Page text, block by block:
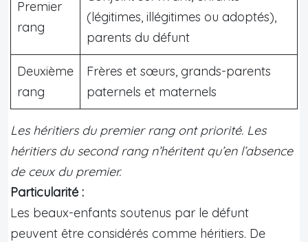
Premier
rang
(légitimes, illégitimes ou adoptés),
parents du défunt
Deuxième
rang
Frères et sœurs, grands-parents
paternels et maternels
Les héritiers du premier rang ont priorité. Les
héritiers du second rang n’héritent qu’en l’absence
de ceux du premier.
Particularité :
Les beaux-enfants soutenus par le défunt
peuvent être considérés comme héritiers. De